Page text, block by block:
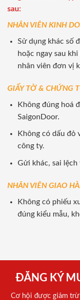
sau:
NHÂN VIÊN KINH
Sử dụng khác số
hoặc ngay sau
nhân viên đơn vị
GIẤY TỜ & CHỨNG
Không đúng hoá
SaigonDoor.
Không có dấu đỏ
công ty.
Gửi khác, sai
NHÂN VIÊN GIAO
Không có phiếu
đúng kiểu mẫu,
ĐĂNG KÝ
Cơ hội được giảm